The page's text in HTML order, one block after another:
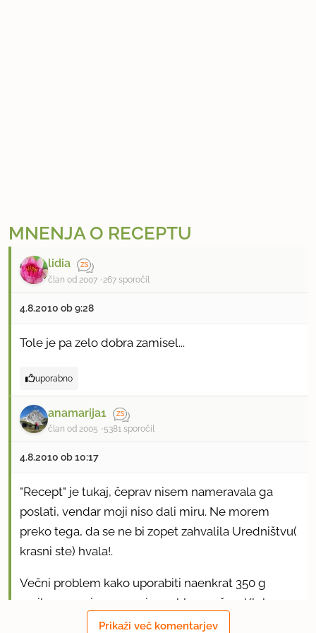
MNENJA O RECEPTU
lidia
član od 2007 267 sporočil
4.8.2010 ob 9:28
Tole je pa zelo dobra zamisel...
uporabno
anamarija1
član od 2005 5381 sporočil
4.8.2010 ob 10:17
"Recept" je tukaj, čeprav nisem nameravala ga
poslati, vendar moji niso dali miru. Ne morem
preko tega, da se ne bi zopet zahvalila Uredništvu(
krasni ste) hvala!.
Večni problem kako uporabiti naenkrat 350 g
naribanega sira, no, pa je problem rešen. Klobaso
lahko sestavite po vašem okusu oziroma nadevate
Prikaži več komentarjev